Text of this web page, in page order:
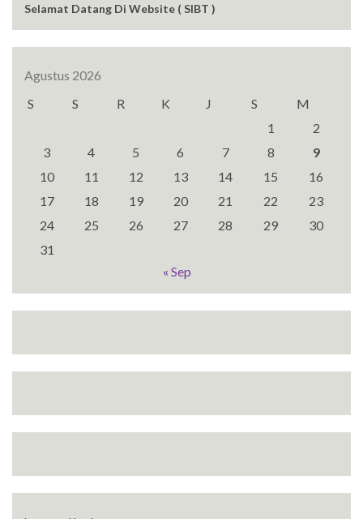
Selamat Datang Di Website ( SIBT )
Agustus 2026
S
S R K J S
M
1
2
3
4 5 6 7 8
9
10
11 12 13 14 15
16
17
18 19 20 21 22
23
24
25 26 27 28 29
30
31
« Sep